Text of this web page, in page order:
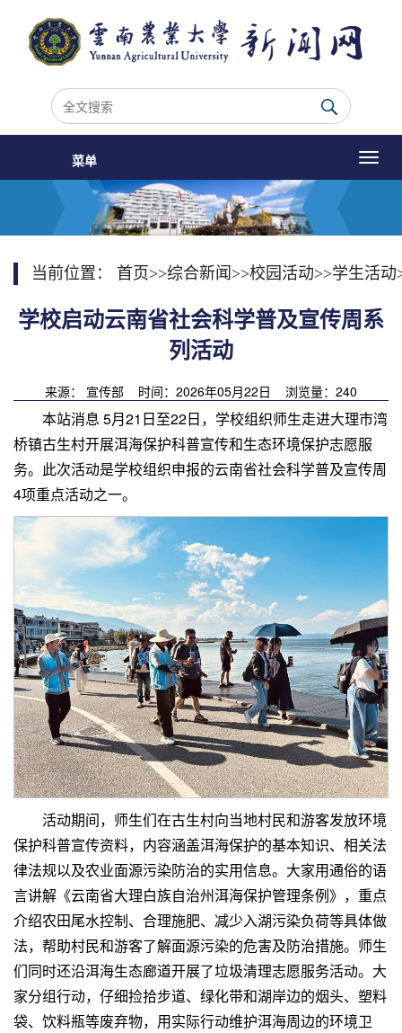
菜单
当前位置： 首页>>综合新闻 >>校园活动>>学生活动
学校启动云南省社会科学普及宣传周系
列活动
来源： 宣传部 时间：2026年05月22日 浏览量： 240
本站消息 5月21日至22日，学校组织师生走进大理市湾
桥镇古生村开展洱海保护科普宣传和生态环境保护志愿服
务。此次活动是学校组织申报的云南省社会科学普及宣传周
4项重点活动之一。
活动期间，师生们在古生村向当地村民和游客发放环境
保护科普宣传资料，内容涵盖洱海保护的基本知识、相关法
律法规以及农业面源污染防治的实用信息。大家用通俗的语
言讲解《云南省大理白族自治州洱海保护管理条例》，重点
介绍农田尾水控制、合理施肥、减少入湖污染负荷等具体做
法，帮助村民和游客了解面源污染的危害及防治措施。师生
们同时还沿洱海生态廊道开展了垃圾清理志愿服务活动。大
家分组行动，仔细捡拾步道、绿化带和湖岸边的烟头、塑料
袋、饮料瓶等废弃物，用实际行动维护洱海周边的环境卫